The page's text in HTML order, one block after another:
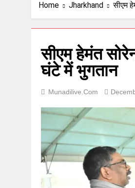
Home Jharkhand सीएम
सीएम हेमंत
घंटे में भुगतान
Munadilive.com